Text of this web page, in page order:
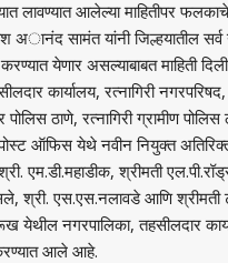
लावण्यात आलेल्या माहितीपर
अानंद सामंत यांनी जिल्हयातील सर्व
येणार असल्याबाबत माहिती
कार्यालय, रत्नागिरी
पोलिस ठाणे, रत्नागिरी ग्रामीण
येथे नवीन नियुक्त अतिरिक्त
एम.डी.महाडीक, श्रीमती
श्री. एस.एस.नलावडे आणि
येथील नगरपालिका, तहसीलदार
आले आहे.